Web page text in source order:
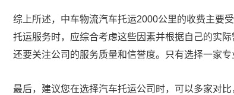
综上所述，中车物流汽车托运2000公里的收费主要
托运服务时，应综合考虑这些因素并根据自己的实
还要关注公司的服务质量和信誉度。只有选择一家
最后，建议您在选择汽车托运公司时，可以多家对